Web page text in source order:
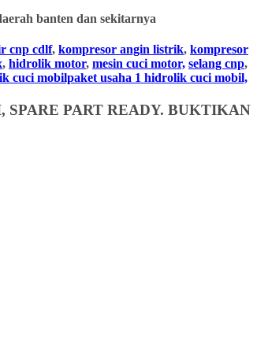
banten dan sekitarnya
cnp cdlf, kompresor angin listrik, kompresor
, hidrolik motor, mesin cuci motor, selang cnp,
cuci mobilpaket usaha 1 hidrolik cuci mobil,
PART READY. BUKTIKAN